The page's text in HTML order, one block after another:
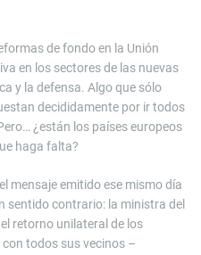
de fondo en la Unión
en los sectores de las nuevas
y la defensa. Algo que sólo
decididamente por ir todos
¿están los países europeos
haga falta?
mensaje emitido ese mismo día
sentido contrario: la ministra del
retorno unilateral de los
con todos sus vecinos –